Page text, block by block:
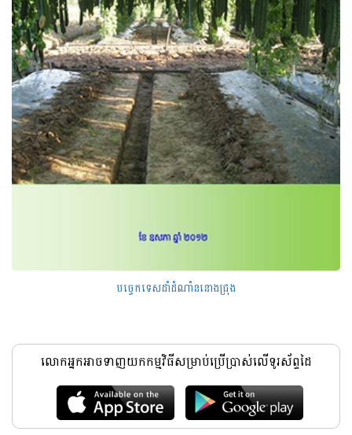
បច្ចេកទេសដាំដំណាំននោងជ្រុង
លោកអ្នកអាចទាញយកកម្មវិធីសម្រាប់ប្រើប្រាស់លើទូរស័ព្ទដៃ